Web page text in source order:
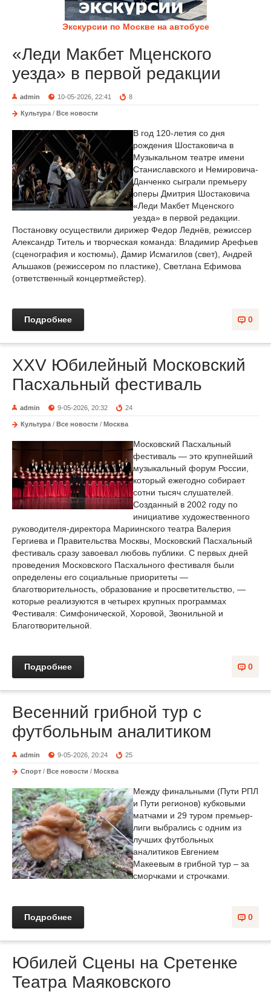
Экскурсии по Москве на автобусе
«Леди Макбет Мценского
уезда» в первой редакции
admin 10-05-2026, 22:41 8
Культура / Все новости
В год 120-летия со дня
рождения Шостаковича в
Музыкальном театре имени
Станиславского и Немировича-
Данченко сыграли премьеру
оперы Дмитрия Шостаковича
«Леди Макбет Мценского
уезда» в первой редакции.
Постановку осуществили дирижер Федор Леднёв, режиссер
Александр Титель и творческая команда: Владимир Арефьев
(сценография и костюмы), Дамир Исмагилов (свет), Андрей
Альшаков (режиссером по пластике), Светлана Ефимова
(ответственный концертмейстер).
0
Подробнее
ХХV Юбилейный Московский
Пасхальный фестиваль
admin 9-05-2026, 20:32 24
Культура / Все новости / Москва
Московский Пасхальный
фестиваль — это крупнейший
музыкальный форум России,
который ежегодно собирает
сотни тысяч слушателей.
Созданный в 2002 году по
инициативе художественного
руководителя-директора Мариинского театра Валерия
Гергиева и Правительства Москвы, Московский Пасхальный
фестиваль сразу завоевал любовь публики. С первых дней
проведения Московского Пасхального фестиваля были
определены его социальные приоритеты —
благотворительность, образование и просветительство, —
которые реализуются в четырех крупных программах
Фестиваля: Симфонической, Хоровой, Звонильной и
Благотворительной.
0
Подробнее
Весенний грибной тур с
футбольным аналитиком
admin 9-05-2026, 20:24 25
Спорт / Все новости / Москва
Между финальными (Пути РПЛ
и Пути регионов) кубковыми
матчами и 29 туром премьер-
лиги выбрались с одним из
лучших футбольных
аналитиков Евгением
Макеевым в грибной тур – за
сморчками и строчками.
0
Подробнее
Юбилей Сцены на Сретенке
Театра Маяковского